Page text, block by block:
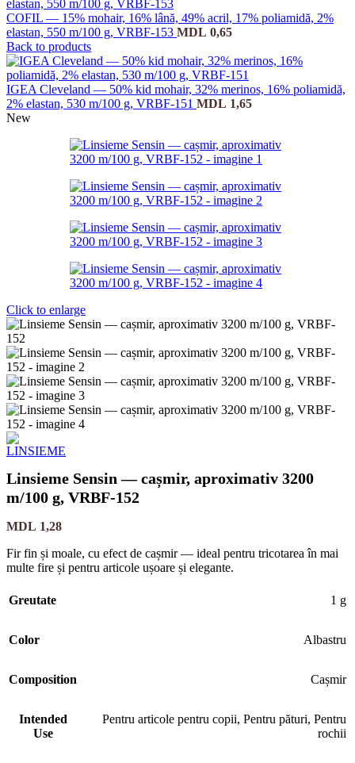
COFIL — 15% mohair, 16% lână, 49% acril, 17% poliamidă, 2%
elastan, 550 m/100 g, VRBF-153 MDL 0,65
Back to products
IGEA Cleveland — 50% kid mohair, 32% merinos, 16% poliamidă,
2% elastan, 530 m/100 g, VRBF-151 MDL 1,65
New
Click to enlarge
Linsieme Sensin — cașmir, aproximativ 3200
m/100 g, VRBF-152
MDL 1,28
Fir fin și moale, cu efect de cașmir — ideal pentru tricotarea în mai
multe fire și pentru articole ușoare și elegante.
Greutate 1 g
Color Albastru
Composition Cașmir
Intended
Use
Pentru articole pentru copii, Pentru pături, Pentru
rochii